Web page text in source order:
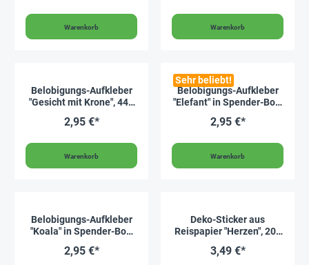
Warenkorb Warenkorb
Belobigungs-Aufkleber
"Gesicht mit Krone", 440
2,95 €*
Warenkorb
Sehr beliebt!
Belobigungs-Aufkleber
"Elefant" in Spender-Box,
2,95 €*
Warenkorb
Belobigungs-Aufkleber
"Koala" in Spender-Box,
2,95 €*
Deko-Sticker aus
Reispapier "Herzen", 200
3,49 €*